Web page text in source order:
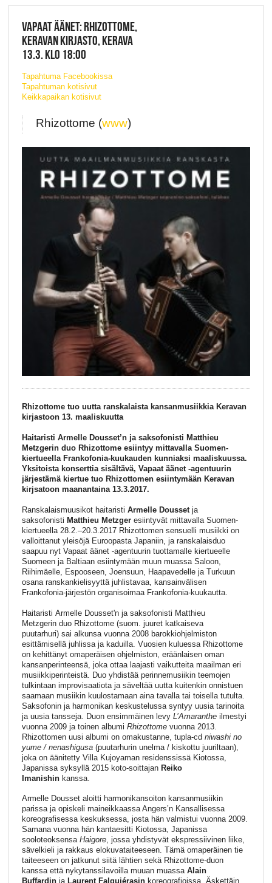
VAPAAT ÄÄNET: RHIZOTTOME,
KERAVAN KIRJASTO, KERAVA
13.3. KLO 18:00
Tapahtuma Facebookissa
Tapahtuman kotisivut
Keikkapaikan kotisivut
Rhizottome (www)
Rhizottome tuo uutta ranskalaista kansanmusiikkia Keravan
kirjastoon 13. maaliskuutta
Haitaristi Armelle Dousset’n ja saksofonisti Matthieu
Metzgerin duo Rhizottome esiintyy mittavalla Suomen-
kiertueella Frankofonia-kuukauden kunniaksi maaliskuussa.
Yksitoista konserttia sisältävä, Vapaat äänet -agentuurin
järjestämä kiertue tuo Rhizottomen esiintymään Keravan
kirjsatoon maanantaina 13.3.2017.
Ranskalaismuusikot haitaristi Armelle Doussetja
saksofonisti Matthieu Metzgeresiintyvät mittavalla Suomen-
kiertueella 28.2.–20.3.2017 Rhizottomen sensuelli musiikki on
valloittanut yleisöjä Euroopasta Japaniin, ja ranskalaisduo
saapuu nyt Vapaat äänet -agentuurin tuottamalle kiertueelle
Suomeen ja Baltiaan esiintymään muun muassa Saloon,
Riihimäelle, Espooseen, Joensuun, Haapavedelle ja Turkuun
osana ranskankielisyyttä juhlistavaa, kansainvälisen
Frankofonia-järjestön organisoimaa Frankofonia-kuukautta.
Haitaristi Armelle Dousset'n ja saksofonisti Matthieu
Metzgerin duo Rhizottome (suom. juuret katkaiseva
puutarhuri) sai alkunsa vuonna 2008 barokkiohjelmiston
esittämisellä juhlissa ja kaduilla. Vuosien kuluessa Rhizottome
on kehittänyt omaperäisen ohjelmiston, eräänlaisen oman
kansanperinteensä, joka ottaa laajasti vaikutteita maailman eri
musiikkiperinteistä. Duo yhdistää perinnemusiikin teemojen
tulkintaan improvisaatiota ja säveltää uutta kuitenkin onnistuen
saamaan musiikin kuulostamaan aina tavalla tai toisella tutulta.
Saksofonin ja harmonikan keskustelussa syntyy uusia tarinoita
ja uusia tansseja. Duon ensimmäinen levy L’Amaranthe ilmestyi
vuonna 2009 ja toinen albumi Rhizottomevuonna 2013.
Rhizottomen uusi albumi on omakustanne, tupla-cd niwashi no
yume / nenashigusa (puutarhurin unelma / kiskottu juuriltaan),
joka on äänitetty Villa Kujoyaman residenssissä Kiotossa,
Japanissa syksyllä 2015 koto-soittajan Reiko
Imanishin kanssa.
Armelle Dousset aloitti harmonikansoiton kansanmusiikin
parissa ja opiskeli maineikkaassa Angers’n Kansallisessa
koreografisessa keskuksessa, josta hän valmistui vuonna 2009.
Samana vuonna hän kantaesitti Kiotossa, Japanissa
sooloteoksensa Haigore, jossa yhdistyvät ekspressiivinen liike,
sävelkieli ja rakkaus elokuvataiteeseen. Tämä omaperäinen tie
taiteeseen on jatkunut siitä lähtien sekä Rhizottome-duon
kanssa että nykytanssilavoilla muuan muassa Alain
Buffardinja Laurent Falguiérasinkoreografioissa. Äskettäin